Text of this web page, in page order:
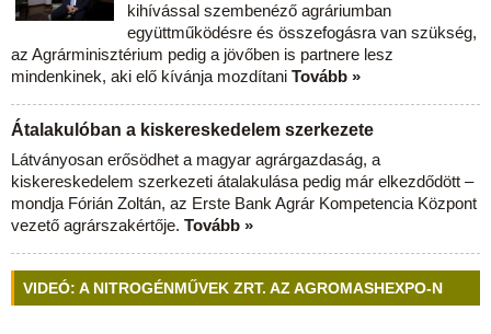
kihívással szembenéző agráriumban
együttműködésre és összefogásra van szükség,
az Agrárminisztérium pedig a jövőben is partnere lesz
mindenkinek, aki elő kívánja mozdítani Tovább »
Átalakulóban a kiskereskedelem szerkezete
Látványosan erősödhet a magyar agrárgazdaság, a
kiskereskedelem szerkezeti átalakulása pedig már elkezdődött –
mondja Fórián Zoltán, az Erste Bank Agrár Kompetencia Központ
vezető agrárszakértője. Tovább »
VIDEÓ: A NITROGÉNMŰVEK ZRT. AZ AGROMASHEXPO-N